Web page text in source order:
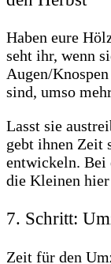
Haben eure
seht ihr, wenn
Augen/
sind, umso
Lasst sie
gebt ihnen Zeit
entwickeln. Bei
die Kleinen hier
7. Schritt:
Zeit für den